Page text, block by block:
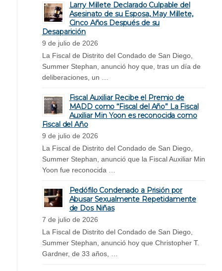
Larry Millete Declarado Culpable del
Asesinato de su Esposa, May Millete,
Cinco Años Después de su
Desaparición
9 de julio de 2026
La Fiscal de Distrito del Condado de San Diego,
Summer Stephan, anunció hoy que, tras un día de
deliberaciones, un …
Fiscal Auxiliar Recibe el Premio de
MADD como “Fiscal del Año” La Fiscal
Auxiliar Min Yoon es reconocida como
Fiscal del Año
9 de julio de 2026
La Fiscal de Distrito del Condado de San Diego,
Summer Stephan, anunció que la Fiscal Auxiliar Min
Yoon fue reconocida …
Pedófilo Condenado a Prisión por
Abusar Sexualmente Repetidamente
de Dos Niñas
7 de julio de 2026
La Fiscal de Distrito del Condado de San Diego,
Summer Stephan, anunció hoy que Christopher T.
Gardner, de 33 años, …